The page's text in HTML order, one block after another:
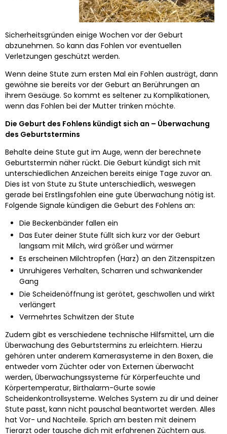
Sicherheitsgründen einige Wochen vor der Geburt
abzunehmen. So kann das Fohlen vor eventuellen
Verletzungen geschützt werden.
Wenn deine Stute zum ersten Mal ein Fohlen austrägt, dann
gewöhne sie bereits vor der Geburt an Berührungen an
ihrem Gesäuge. So kommt es seltener zu Komplikationen,
wenn das Fohlen bei der Mutter trinken möchte.
Die Geburt des Fohlens kündigt sich an – Überwachung
des Geburtstermins
Behalte deine Stute gut im Auge, wenn der berechnete
Geburtstermin näher rückt. Die Geburt kündigt sich mit
unterschiedlichen Anzeichen bereits einige Tage zuvor an.
Dies ist von Stute zu Stute unterschiedlich, weswegen
gerade bei Erstlingsfohlen eine gute Überwachung nötig ist.
Folgende Signale kündigen die Geburt des Fohlens an:
Die Beckenbänder fallen ein
Das Euter deiner Stute füllt sich kurz vor der Geburt
langsam mit Milch, wird größer und wärmer
Es erscheinen Milchtropfen (Harz) an den Zitzenspitzen
Unruhigeres Verhalten, Scharren und schwankender
Gang
Die Scheidenöffnung ist gerötet, geschwollen und wirkt
verlängert
Vermehrtes Schwitzen der Stute
Zudem gibt es verschiedene technische Hilfsmittel, um die
Überwachung des Geburtstermins zu erleichtern. Hierzu
gehören unter anderem Kamerasysteme in den Boxen, die
entweder vom Züchter oder von Externen überwacht
werden, Überwachungssysteme für Körperfeuchte und
Körpertemperatur, Birthalarm-Gurte sowie
Scheidenkontrollsysteme. Welches System zu dir und deiner
Stute passt, kann nicht pauschal beantwortet werden. Alles
hat Vor- und Nachteile. Sprich am besten mit deinem
Tierarzt oder tausche dich mit erfahrenen Züchtern aus.